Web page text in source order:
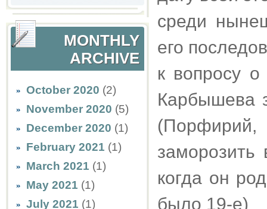
MONTHLY
ARCHIVE
October 2020 (2)
November 2020 (5)
December 2020 (1)
February 2021 (1)
March 2021 (1)
May 2021 (1)
July 2021 (1)
среди
его
к вопросу
Карбышева
когда он
было 19-е)